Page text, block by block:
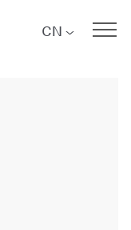
CN